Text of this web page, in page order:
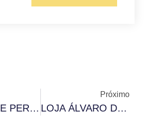
LOJA LUZ E PERFEIÇÃO REALIZA SESSÃO MAGNA DE INICIAÇÃO DE TRÊS NOVOS IRMÃOS
Próximo
LOJA ÁLVARO DE FIGUEIREDO REALIZA BANQUETE MAÇÔNICO E SESSÃO DE HERMANAMENTO